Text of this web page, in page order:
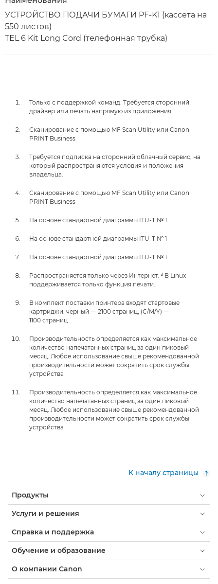
УСТРОЙСТВО ПОДАЧИ БУМАГИ PF-K1 (кассета на
550 листов)
TEL 6 Kit Long Cord (телефонная трубка)
Только с поддержкой команд. Требуется сторонний
драйвер или печать напрямую из приложения.
Сканирование с помощью MF Scan Utility или Canon
PRINT Business
Требуется подписка на сторонний облачный сервис, на
который распространяются условия и положения
владельца.
Сканирование с помощью MF Scan Utility или Canon
PRINT Business
На основе стандартной диаграммы ITU-T № 1
На основе стандартной диаграммы ITU-T № 1
На основе стандартной диаграммы ITU-T № 1
Распространяется только через Интернет. ³ В Linux
поддерживается только функция печати.
В комплект поставки принтера входят стартовые
картриджи: черный — 2100 страниц, (C/M/Y) —
1100 страниц
Производительность определяется как максимальное
количество напечатанных страниц за один пиковый
месяц. Любое использование свыше рекомендованной
производительности может сократить срок службы
устройства
Производительность определяется как максимальное
количество напечатанных страниц за один пиковый
месяц. Любое использование свыше рекомендованной
производительности может сократить срок службы
устройства
К началу страницы
Продукты
Услуги и решения
Справка и поддержка
Обучение и образование
О компании Canon